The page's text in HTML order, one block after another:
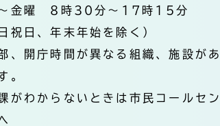
～金曜 8時30分～17時15分
祝日、年末年始を除く）
、開庁時間が異なる組織、施設があ
。
がわからないときは市民コールセン
へ